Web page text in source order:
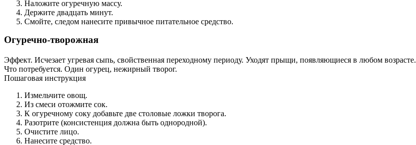
Наложите огуречную массу.
Держите двадцать минут.
Смойте, следом нанесите привычное питательное средство.
Огуречно-творожная
Эффект. Исчезает угревая сыпь, свойственная переходному периоду. Уходят прыщи, появляющиеся в любом возрасте.
Что потребуется. Один огурец, нежирный творог.
Пошаговая инструкция
Измельчите овощ.
Из смеси отожмите сок.
К огуречному соку добавьте две столовые ложки творога.
Разотрите (консистенция должна быть однородной).
Очистите лицо.
Нанесите средство.